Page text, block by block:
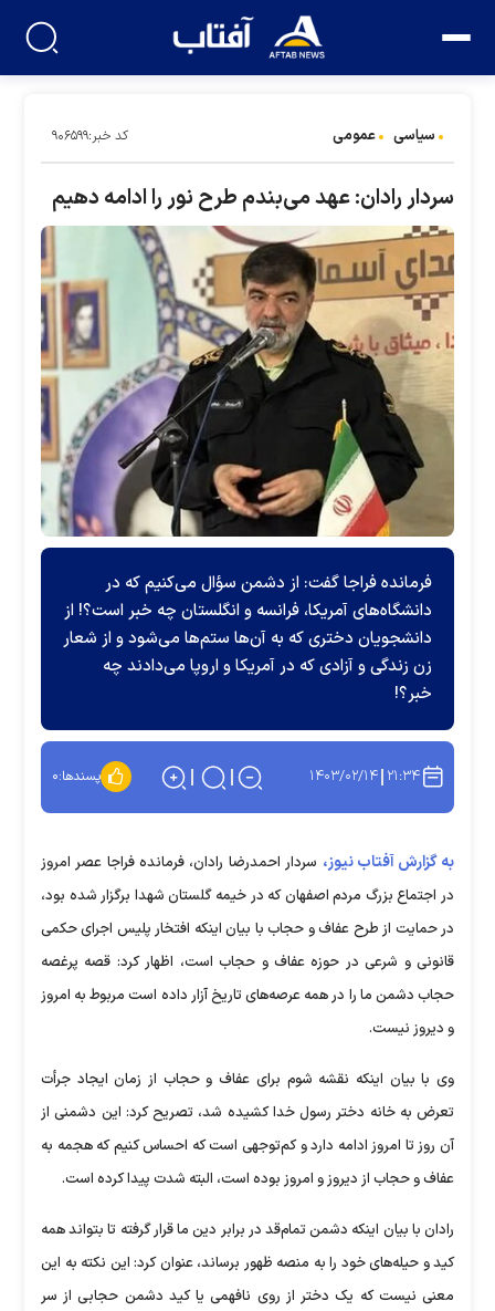
سیاسی عمومی کد خبر:۹۰۶۵۹۹
سردار رادان: عهد می‌بندم طرح نور را ادامه دهیم
فرمانده فراجا گفت: از دشمن سؤال می‌کنیم که در
دانشگاه‌های آمریکا، فرانسه و انگلستان چه خبر است؟! از
دانشجویان دختری که به آن‌ها ستم‌ها می‌شود و از شعار
زن زندگی و آزادی که در آمریکا و اروپا می‌دادند چه
خبر؟!
۲۱:۳۴ ۱۴۰۳/۰۲/۱۴ پسندها:۰
به گزارش آفتاب نیوز، سردار احمدرضا رادان، فرمانده فراجا عصر امروز
در اجتماع بزرگ مردم اصفهان که در خیمه گلستان شهدا برگزار شده بود،
در حمایت از طرح عفاف و حجاب با بیان اینکه افتخار پلیس اجرای حکمی
قانونی و شرعی در حوزه عفاف و حجاب است، اظهار کرد: قصه پرغصه
حجاب دشمن ما را در همه عرصه‌های تاریخ آزار داده است مربوط به امروز
و دیروز نیست.
وی با بیان اینکه نقشه شوم برای عفاف و حجاب از زمان ایجاد جرأت
تعرض به خانه دختر رسول خدا کشیده شد، تصریح کرد: این دشمنی از
آن روز تا امروز ادامه دارد و کم‌توجهی است که احساس کنیم که هجمه به
عفاف و حجاب از دیروز و امروز بوده است، البته شدت پیدا کرده است.
رادان با بیان اینکه دشمن تمام‌قد در برابر دین ما قرار گرفته تا بتواند همه
کید و حیله‌های خود را به منصه ظهور برساند، عنوان کرد: این نکته به این
معنی نیست که یک دختر از روی نافهمی یا کید دشمن حجابی از سر